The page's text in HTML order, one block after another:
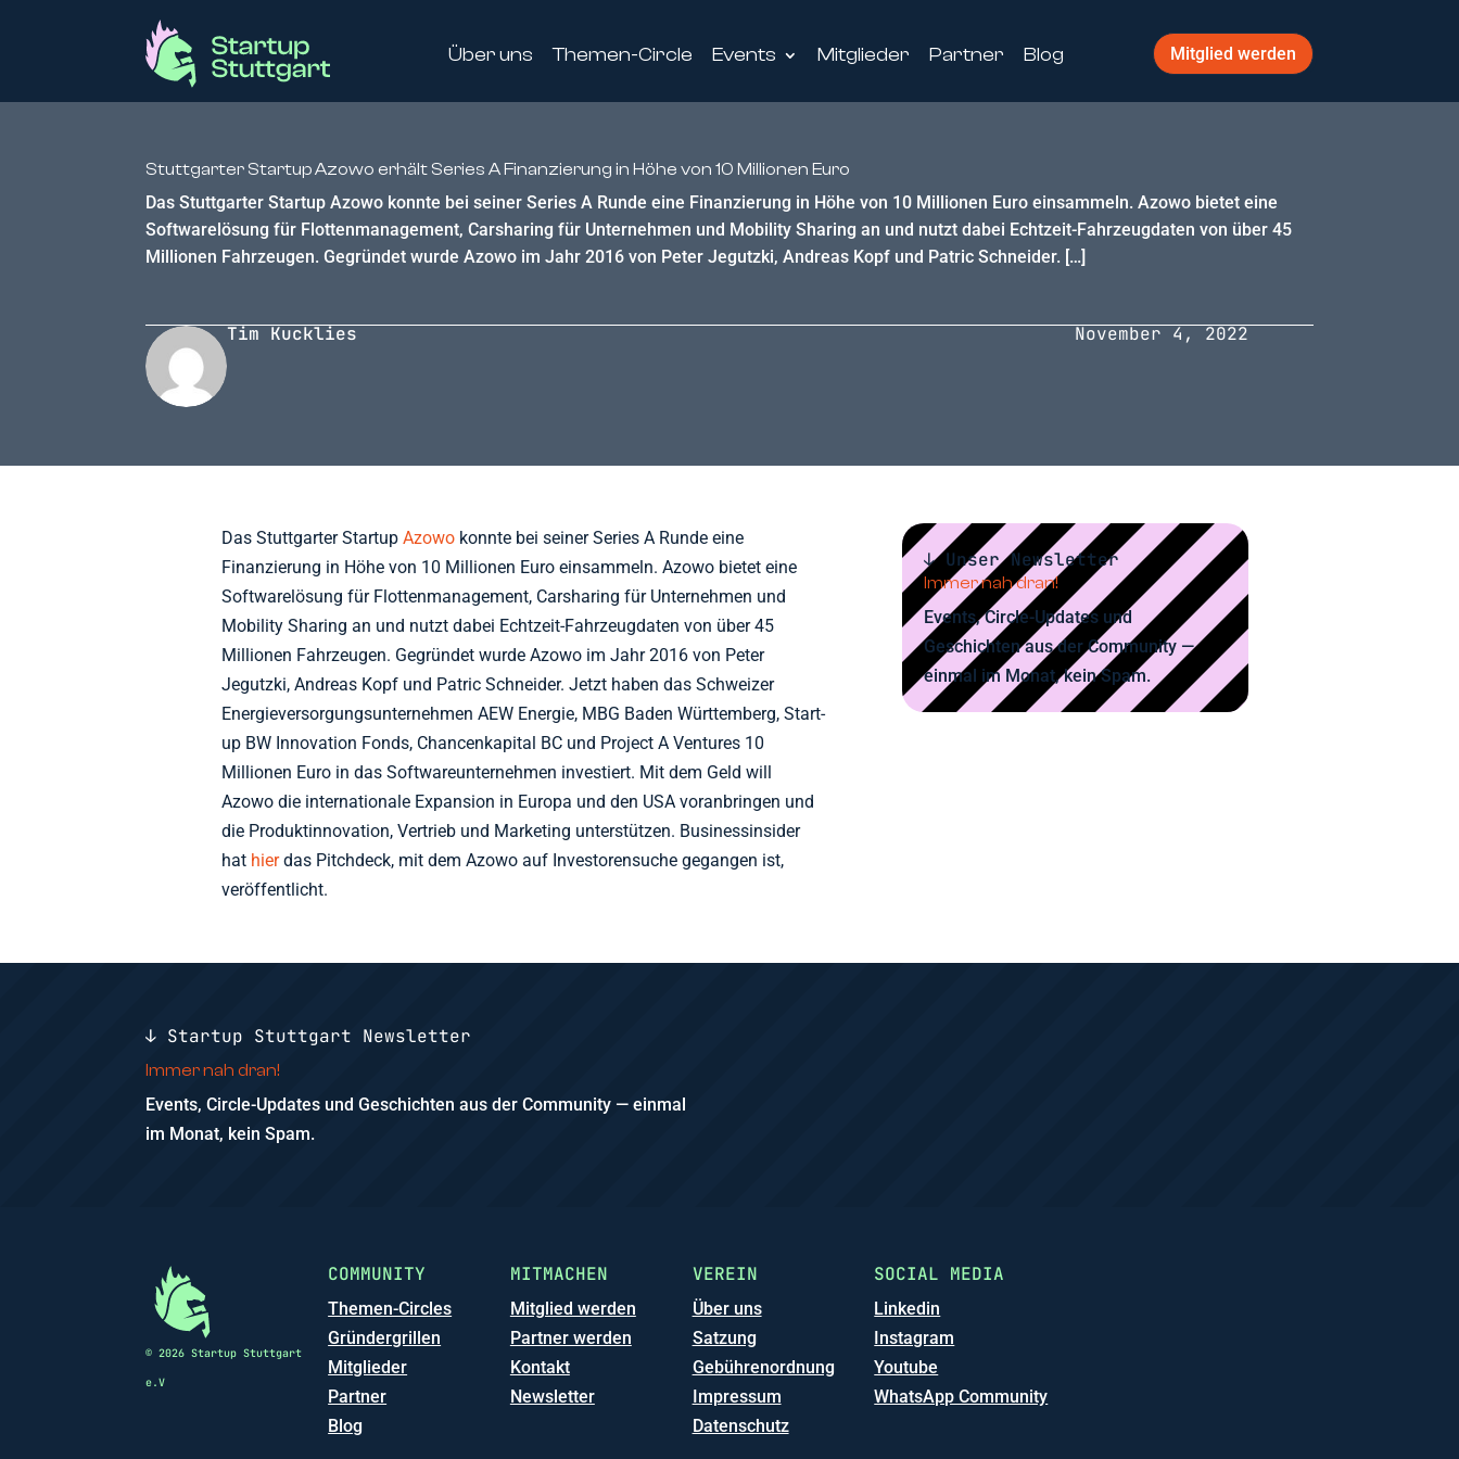
Über uns Themen-Circle Events Mitglieder Partner Blog Mitglied werden
Stuttgarter Startup Azowo erhält Series A Finanzierung in Höhe von 10 Millionen Euro
Das Stuttgarter Startup Azowo konnte bei seiner Series A Runde eine Finanzierung in Höhe von 10 Millionen Euro einsammeln. Azowo bietet eine
Softwarelösung für Flottenmanagement, Carsharing für Unternehmen und Mobility Sharing an und nutzt dabei Echtzeit-Fahrzeugdaten von über 45
Millionen Fahrzeugen. Gegründet wurde Azowo im Jahr 2016 von Peter Jegutzki, Andreas Kopf und Patric Schneider. […]
Tim Kucklies November 4, 2022
Das Stuttgarter StartupAzowo konnte bei seiner Series A Runde eine
Finanzierung in Höhe von 10 Millionen Euro einsammeln. Azowo bietet eine
Softwarelösung für Flottenmanagement, Carsharing für Unternehmen und
Mobility Sharing an und nutzt dabei Echtzeit-Fahrzeugdaten von über 45
Millionen Fahrzeugen. Gegründet wurde Azowo im Jahr 2016 von Peter
Jegutzki, Andreas Kopf und Patric Schneider. Jetzt haben das Schweizer
Energieversorgungsunternehmen AEW Energie, MBG Baden Württemberg, Start-
up BW Innovation Fonds, Chancenkapital BC und Project A Ventures 10
Millionen Euro in das Softwareunternehmen investiert. Mit dem Geld will
Azowo die internationale Expansion in Europa und den USA voranbringen und
die Produktinnovation, Vertrieb und Marketing unterstützen. Businessinsider
hat hierdas Pitchdeck, mit dem Azowo auf Investorensuche gegangen ist,
veröffentlicht.
↓ Unser Newsletter
Immer nah dran!
Events, Circle-Updates und
Geschichten aus der Community —
einmal im Monat, kein Spam.
↓ Startup Stuttgart Newsletter
Immer nah dran!
Events, Circle-Updates und Geschichten aus der Community — einmal
im Monat, kein Spam.
© 2026 Startup Stuttgart
e.V
COMMUNITY
Themen-Circles
Gründergrillen
Mitglieder
Partner
Blog
MITMACHEN
Mitglied werden
Partner werden
Kontakt
Newsletter
VEREIN
Über uns
Satzung
Gebührenordnung
Impressum
Datenschutz
SOCIAL MEDIA
Linkedin
Instagram
Youtube
WhatsApp Community